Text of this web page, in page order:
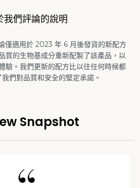
我們評論的說明
僅適用於 2023 年 6 月後發貨的新配方
質的生物基成分重新配製了該產品，以
驗。我們更新的配方比以往任何時候都
們對品質和安全的堅定承諾。
Snapshot